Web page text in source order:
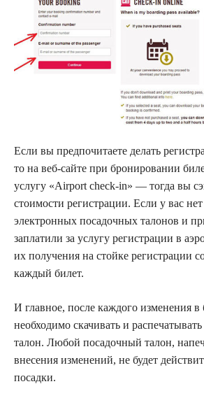
Если вы предпочитаете делать
то на веб-сайте при бронировании
услугу «Airport check-in» — тогда вы
стоимости регистрации. Если у вас
электронных посадочных талонов и
заплатили за услугу регистрации в
их получения на стойке регистрации
каждый билет.
И главное, после каждого изменения
необходимо скачивать и
талон. Любой посадочный талон,
внесения изменений, не будет
посадки.